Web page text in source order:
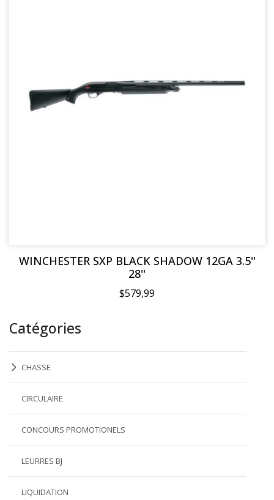
Catégories
CHASSE
CIRCULAIRE
CONCOURS PROMOTIONELS
LEURRES BJ
LIQUIDATION
WINCHESTER SXP BLACK SHADOW 12GA 3.5''
28''
$579,99